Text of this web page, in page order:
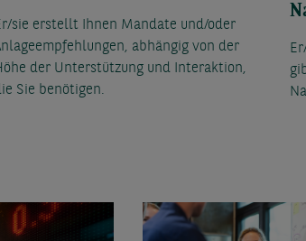
sie erstellt Ihnen Mandate und/oder
abhängig von der
der Unterstützung und Interaktion,
Sie benötigen.